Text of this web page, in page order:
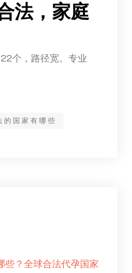
法，家庭
个，路径宽。专业
的国家有哪些
些？全球合法代孕国家